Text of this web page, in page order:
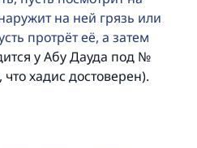
на ней грязь или
протрёт её, а затем
у Абу Дауда под №
хадис достоверен).
сейчас!